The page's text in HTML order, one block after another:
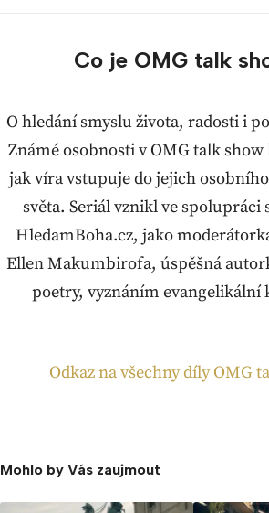
Co je OMG talk
O hledání smyslu života, radosti i
Známé osobnosti v OMG talk
jak víra vstupuje do jejich
světa. Seriál vznikl ve spolupráci
HledamBoha.cz, jako
Ellen Makumbirofa, úspěšná
poetry, vyznáním evangelikální
Odkaz na všechny díly OMG
Mohlo by Vás zaujmout